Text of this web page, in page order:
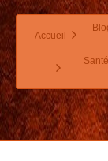
Accueil